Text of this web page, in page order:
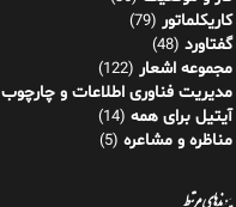
کاریکلماتور (79)
گفتاورد (48)
مجموعه اشعار (122)
مدیریت فناوری اطلاعات و چارچوب ITIL
آیتیل برای همه (14)
مناظره و مشاعره (5)